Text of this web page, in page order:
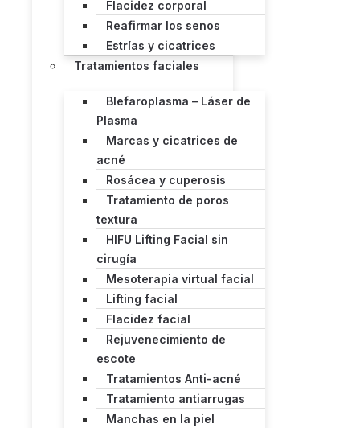
Flacidez corporal
Reafirmar los senos
Estrías y cicatrices
Tratamientos faciales
Blefaroplasma – Láser de
Plasma
Marcas y cicatrices de
acné
Rosácea y cuperosis
Tratamiento de poros
textura
HIFU Lifting Facial sin
cirugía
Mesoterapia virtual facial
Lifting facial
Flacidez facial
Rejuvenecimiento de
escote
Tratamientos Anti-acné
Tratamiento antiarrugas
Manchas en la piel